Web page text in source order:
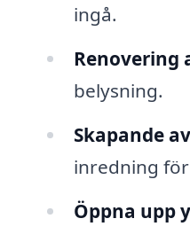
ingå.
Renovering
belysning.
Skapande
inredning
Öppna upp